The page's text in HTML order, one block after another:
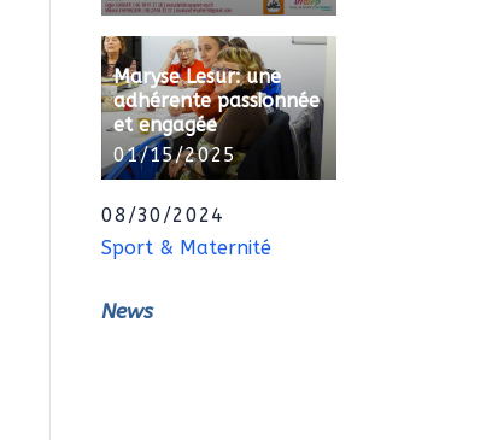
Maryse Lesur: une
adhérente passionnée
et engagée
01/15/2025
08/30/2024
Sport & Maternité
News